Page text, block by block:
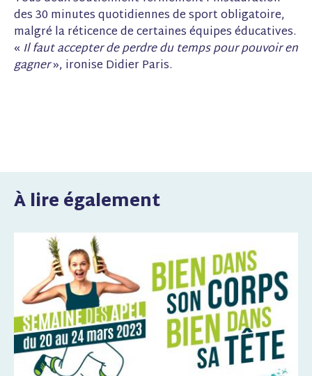
des 30 minutes quotidiennes de sport obligatoire,
malgré la réticence de certaines équipes éducatives.
« Il faut accepter de perdre du temps pour pouvoir en
gagner», ironise Didier Paris.
À lire également